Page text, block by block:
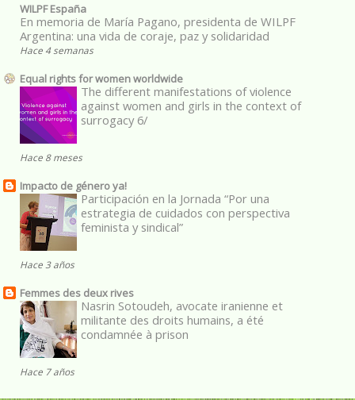
WILPF España
En memoria de María Pagano, presidenta de WILPF
Argentina: una vida de coraje, paz y solidaridad
Hace 4 semanas
Equal rights for women worldwide
The different manifestations of violence
against women and girls in the context of
surrogacy 6/
Hace 8 meses
Impacto de género ya!
Participación en la Jornada “Por una
estrategia de cuidados con perspectiva
feminista y sindical”
Hace 3 años
Femmes des deux rives
Nasrin Sotoudeh, avocate iranienne et
militante des droits humains, a été
condamnée à prison
Hace 7 años